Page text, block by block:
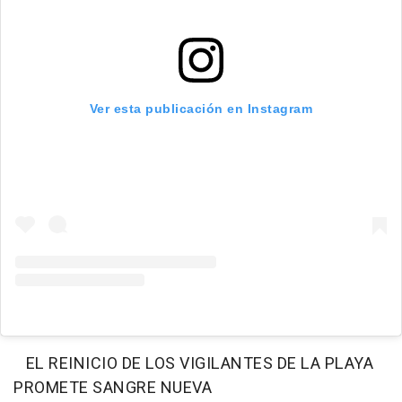
Ver esta publicación en Instagram
EL REINICIO DE LOS VIGILANTES DE LA PLAYA
PROMETE SANGRE NUEVA